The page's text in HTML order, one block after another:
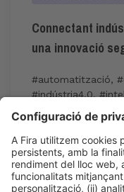
Connectant
una innovació
#automatització,
#indústria4.0,
Dj 4 15:30h -
Inscripció
Expoquimia